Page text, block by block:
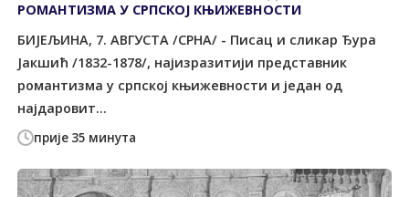
прије 35 минута
РОМАНТИЗМА У СРПСКОЈ КЊИЖЕВНОСТИ
БИЈЕЉИНА, 7. АВГУСТА /СРНА/ - Писац и сликар Ђура
Јакшић /1832-1878/, најизразитији представник
романтизма у српској књижевности и један од
најдаровит...